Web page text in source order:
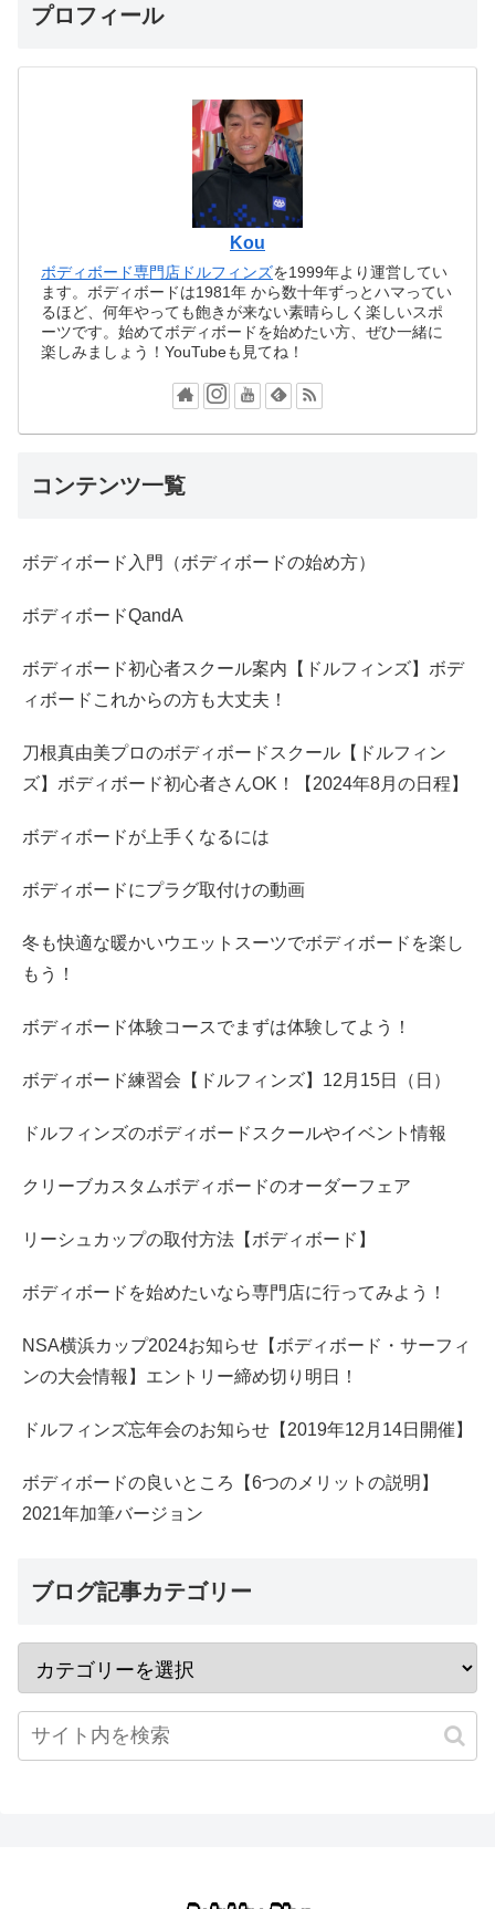
プロフィール
Kou
ボディボード専門店ドルフィンズを1999年より運営してい
ます。ボディボードは1981年 から数十年ずっとハマってい
るほど、何年やっても飽きが来ない素晴らしく楽しいスポ
ーツです。始めてボディボードを始めたい方、ぜひ一緒に
楽しみましょう！YouTubeも見てね！
コンテンツ一覧
ボディボード入門（ボディボードの始め方）
ボディボードQandA
ボディボード初心者スクール案内【ドルフィンズ】ボデ
ィボードこれからの方も大丈夫！
刀根真由美プロのボディボードスクール【ドルフィン
ズ】ボディボード初心者さんOK！【2024年8月の日程】
ボディボードが上手くなるには
ボディボードにプラグ取付けの動画
冬も快適な暖かいウエットスーツでボディボードを楽し
もう！
ボディボード体験コースでまずは体験してよう！
ボディボード練習会【ドルフィンズ】12月15日（日）
ドルフィンズのボディボードスクールやイベント情報
クリーブカスタムボディボードのオーダーフェア
リーシュカップの取付方法【ボディボード】
ボディボードを始めたいなら専門店に行ってみよう！
NSA横浜カップ2024お知らせ【ボディボード・サーフィ
ンの大会情報】エントリー締め切り明日！
ドルフィンズ忘年会のお知らせ【2019年12月14日開催】
ボディボードの良いところ【6つのメリットの説明】
2021年加筆バージョン
ブログ記事カテゴリー